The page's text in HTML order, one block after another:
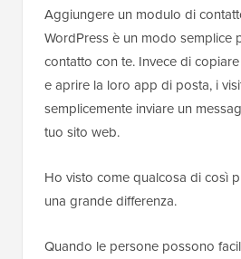
Aggiungere un modulo di
WordPress è un modo semplice
contatto con te. Invece di
e aprire la loro app di posta, i
semplicemente inviare un
tuo sito web.
Ho visto come qualcosa di così
una grande differenza.
Quando le persone possono